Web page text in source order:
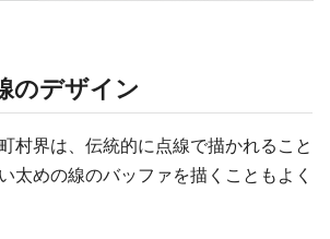
のデザイン
村界は、伝統的に点線で描かれること
太めの線のバッファを描くこともよく